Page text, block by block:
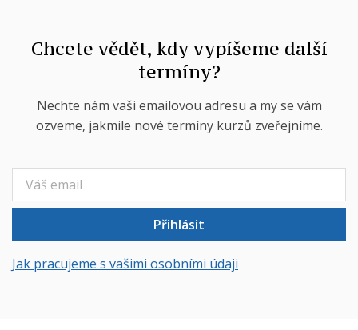
Chcete vědět, kdy vypíšeme další
termíny?
Nechte nám vaši emailovou adresu a my se vám
ozveme, jakmile nové termíny kurzů zveřejníme.
Přihlásit
Jak pracujeme s vašimi osobními údaji